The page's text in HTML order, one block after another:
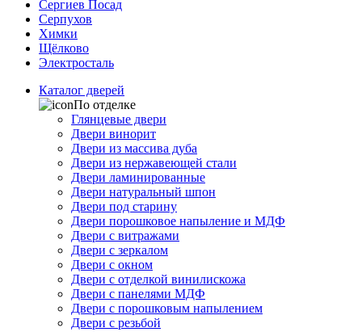
Сергиев Посад
Серпухов
Химки
Щёлково
Электросталь
Каталог дверей
По отделке
Глянцевые двери
Двери винорит
Двери из массива дуба
Двери из нержавеющей стали
Двери ламинированные
Двери натуральный шпон
Двери под старину
Двери порошковое напыление и МДФ
Двери с витражами
Двери с зеркалом
Двери с окном
Двери с отделкой винилискожа
Двери с панелями МДФ
Двери с порошковым напылением
Двери с резьбой